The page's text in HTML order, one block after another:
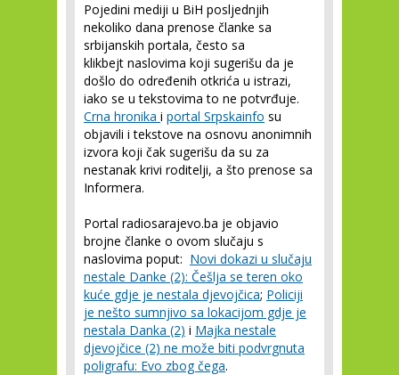
Pojedini mediji u BiH posljednjih
nekoliko dana prenose članke sa
srbijanskih portala, često sa
klikbejt naslovima koji sugerišu da je
došlo do određenih otkrića u istrazi,
iako se u tekstovima to ne potvrđuje.
Crna hronika i portal Srpskainfo su
objavili i tekstove na osnovu anonimnih
izvora koji čak sugerišu da su za
nestanak krivi roditelji, a što prenose sa
Informera.
Portal radiosarajevo.ba je objavio
brojne članke o ovom slučaju s
naslovima poput: Novi dokazi u slučaju
nestale Danke (2): Češlja se teren oko
kuće gdje je nestala djevojčica; Policiji
je nešto sumnjivo sa lokacijom gdje je
nestala Danka (2) i Majka nestale
djevojčice (2) ne može biti podvrgnuta
poligrafu: Evo zbog čega.